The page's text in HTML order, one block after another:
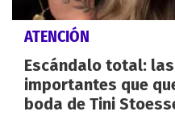
ATENCIÓN
Escándalo total:
importantes que
boda de Tini